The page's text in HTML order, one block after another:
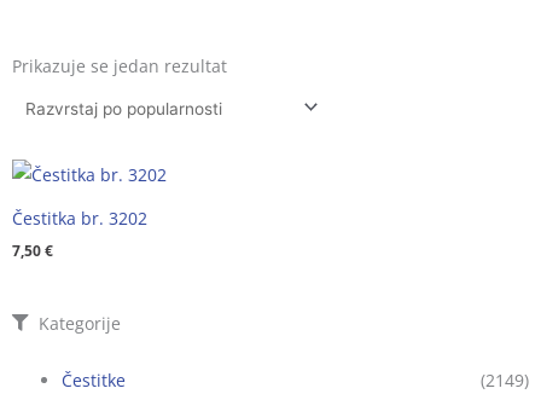
Kategorije
Čestitke
(2149)
Prikazuje se jedan rezultat
Čestitka br. 3202
7,50€